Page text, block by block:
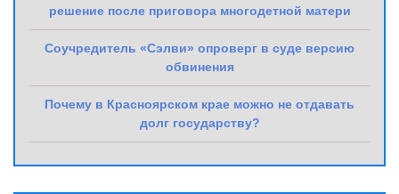
решение после приговора многодетной матери
Соучредитель «Сэлви» опроверг в суде версию
обвинения
Почему в Красноярском крае можно не отдавать
долг государству?